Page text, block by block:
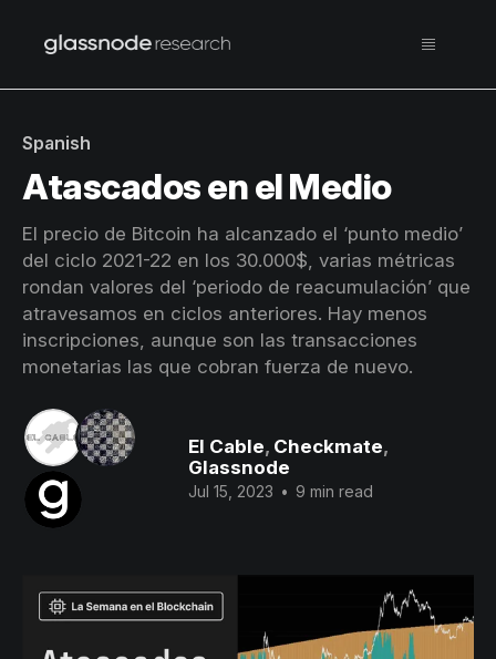
Spanish
Atascados en el Medio
El precio de Bitcoin ha alcanzado el ‘punto medio’
del ciclo 2021-22 en los 30.000$, varias métricas
rondan valores del ‘periodo de reacumulación’ que
atravesamos en ciclos anteriores. Hay menos
inscripciones, aunque son las transacciones
monetarias las que cobran fuerza de nuevo.
El Cable, Checkmate,
Glassnode
Jul 15, 2023 • 9 min read